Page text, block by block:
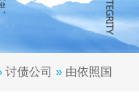
讨债公司 » 由依照国